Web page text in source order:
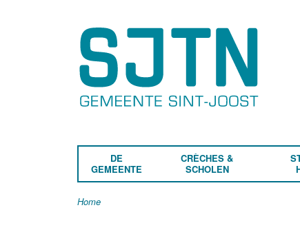
DE
GEMEENTE
CRÈCHES &
SCHOLEN
Home